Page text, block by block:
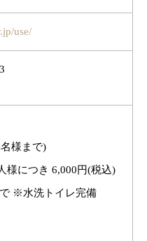
use/
様まで)
様につき 6,000円(税込)
※水洗トイレ完備